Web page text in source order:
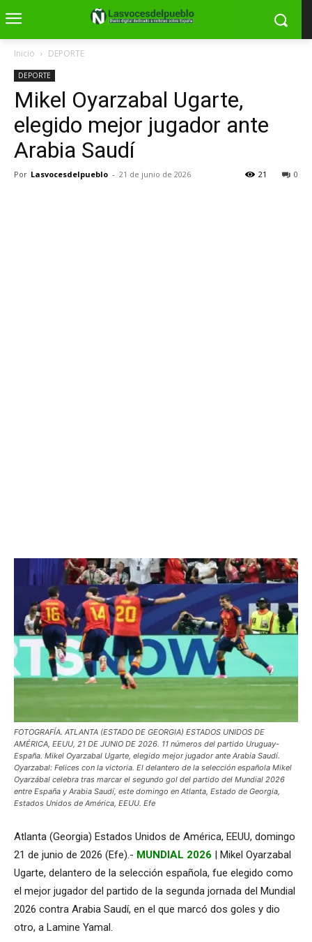
Inicio DEPORTE
DEPORTE
Mikel Oyarzabal Ugarte,
elegido mejor jugador ante
Arabia Saudí
Por Lasvocesdelpueblo - 21 de junio de 2026 0
21
FOTOGRAFÍA. ATLANTA (ESTADO DE GEORGIA) ESTADOS UNIDOS DE
AMÉRICA, EEUU, 21 DE JUNIO DE 2026. 11 números del partido Uruguay-
España. Mikel Oyarzabal Ugarte, elegido mejor jugador ante Arabia Saudí.
Oyarzabal: Felices con la victoria. El delantero de la selección española Mikel
Oyarzábal celebra tras marcar el segundo gol del partido del Mundial 2026
entre España y Arabia Saudí, este domingo en Atlanta, Estado de Georgia,
Estados Unidos de América, EEUU. Efe
Atlanta (Georgia) Estados Unidos de América, EEUU, domingo
21 de junio de 2026 (Efe).- MUNDIAL 2026 | Mikel Oyarzabal
Ugarte, delantero de la selección española, fue elegido como
el mejor jugador del partido de la segunda jornada del Mundial
2026 contra Arabia Saudí, en el que marcó dos goles y dio
otro, a Lamine Yamal.